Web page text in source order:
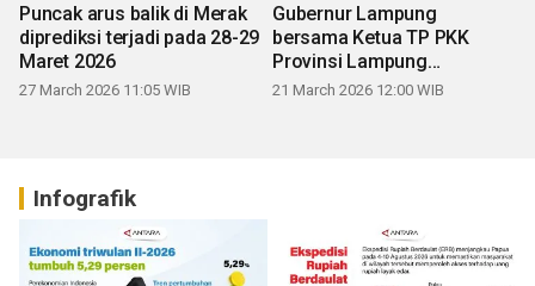
Puncak arus balik di Merak
diprediksi terjadi pada 28-29
Maret 2026
27 March 2026 11:05 WIB
Gubernur Lampung
bersama Ketua TP PKK
Provinsi Lampung
mengucapkan Selamat Hari
21 March 2026 12:00 WIB
Infografik